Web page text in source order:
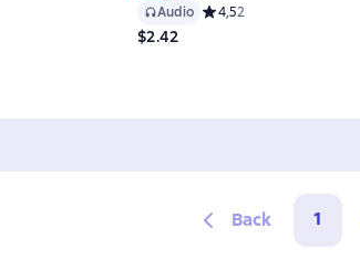
Audio Средний рейтинг 4,5
4,52
$2.42
Back 1